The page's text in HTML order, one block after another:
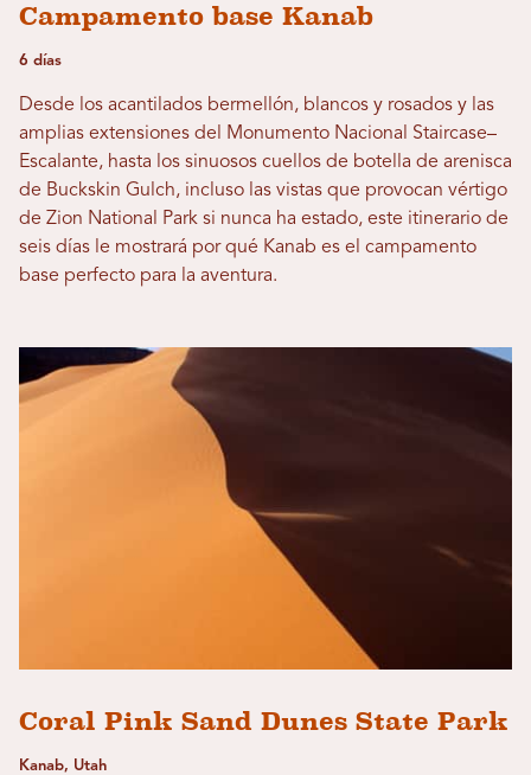
Campamento base Kanab
6 días
Desde los acantilados bermellón, blancos y rosados ​​y las
amplias extensiones del Monumento Nacional Staircase–
Escalante, hasta los sinuosos cuellos de botella de arenisca
de Buckskin Gulch, incluso las vistas que provocan vértigo
de Zion National Park si nunca ha estado, este itinerario de
seis días le mostrará por qué Kanab es el campamento
base perfecto para la aventura.
Coral Pink Sand Dunes State Park
Kanab, Utah